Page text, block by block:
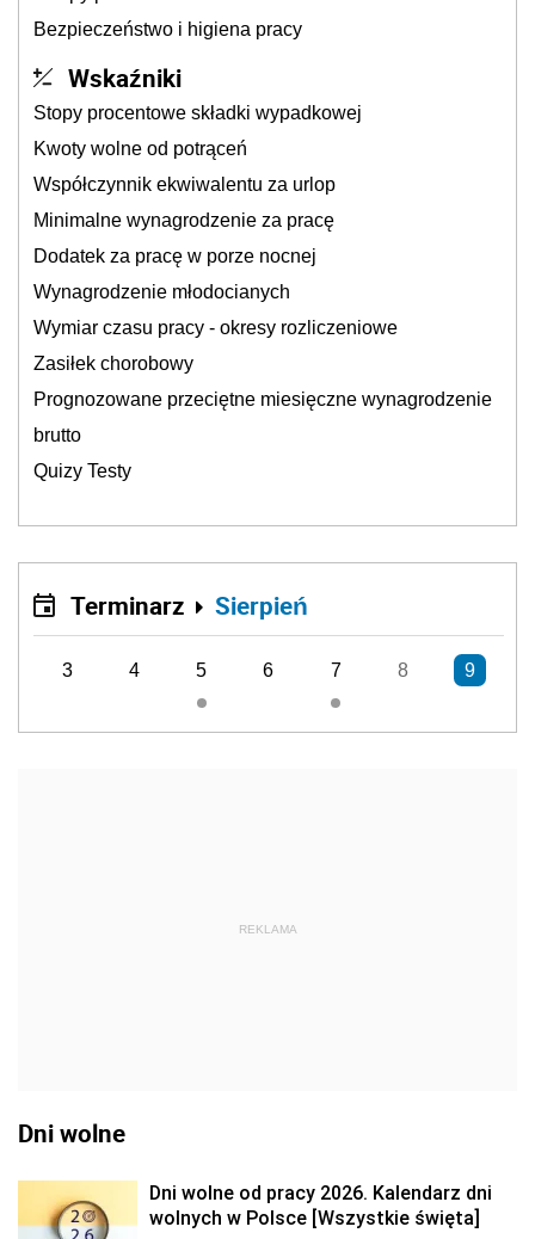
Bezpieczeństwo i higiena pracy
Wskaźniki
Stopy procentowe składki wypadkowej
Kwoty wolne od potrąceń
Współczynnik ekwiwalentu za urlop
Minimalne wynagrodzenie za pracę
Dodatek za pracę w porze nocnej
Wynagrodzenie młodocianych
Wymiar czasu pracy - okresy rozliczeniowe
Zasiłek chorobowy
Prognozowane przeciętne miesięczne wynagrodzenie
brutto
Quizy Testy
Terminarz Sierpień
3 4 5 6 7 8 9
REKLAMA
Dni wolne
Dni wolne od pracy 2026. Kalendarz dni
wolnych w Polsce [Wszystkie święta]